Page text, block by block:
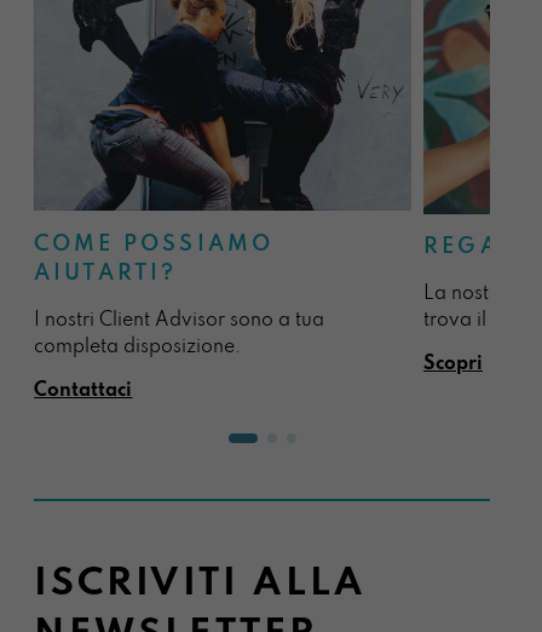
COME POSSIAMO
AIUTARTI?
I nostri Client Advisor sono a tua
completa disposizione.
Contattaci
La nostra
trova il
Scopri
ISCRIVITI ALLA